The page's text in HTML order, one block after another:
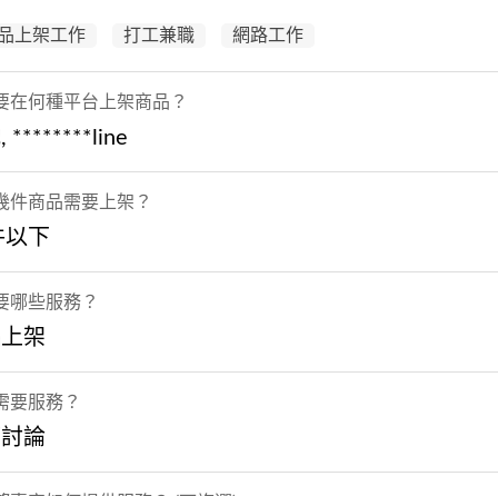
上架工作 打工兼職 網路工作
在何種平台上架商品？
, ********line
件商品需要上架？
下
哪些服務？
架
要服務？
論